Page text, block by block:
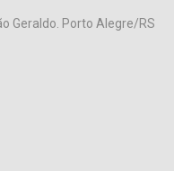
Geraldo. Porto Alegre/RS